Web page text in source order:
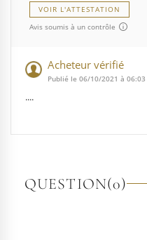
VOIR L'ATTESTATION
Avis soumis à un contrôle
Acheteur vérifié
Publié le 06/10/2021 à 06:03
....
QUESTION(0)